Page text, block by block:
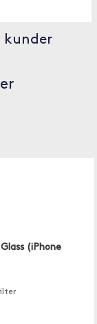
kunder
(iPhone